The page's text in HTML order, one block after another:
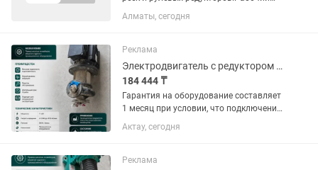
день с 08:00 до 18:00.
Алматы, сегодня
Реклама
Электродвигатель с редуктором водяной насос 11 кВт
184 444 ₸
Гарантия на оборудование составляет
1 месяц при условии, что подключение
электрики будет выполнено мной
(услуга подключения оплачивается
электрики будет выполняться...
Актау, сегодня
Реклама